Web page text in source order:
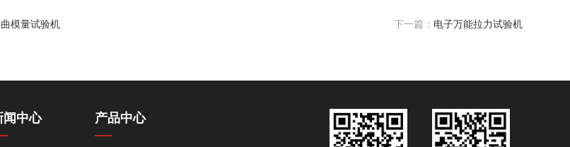
模量试验机 下一篇： 电子万能拉力试验机
闻中心 产品中心